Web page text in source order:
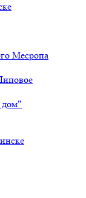
Месропа
дом"